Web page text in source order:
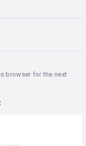
browser for the next